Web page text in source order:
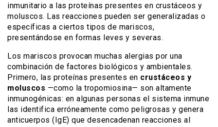
inmunitario a las proteínas presentes en crustáceos y
moluscos. Las reacciones pueden ser generalizadas o
específicas a ciertos tipos de mariscos,
presentándose en formas leves y severas.
Los mariscos provocan muchas alergias por una
combinación de factores biológicos y ambientales.
Primero, las proteínas presentes en crustáceos y
moluscos —como la tropomiosina— son altamente
inmunogénicas: en algunas personas el sistema inmune
las identifica erróneamente como peligrosas y genera
anticuerpos (IgE) que desencadenan reacciones al